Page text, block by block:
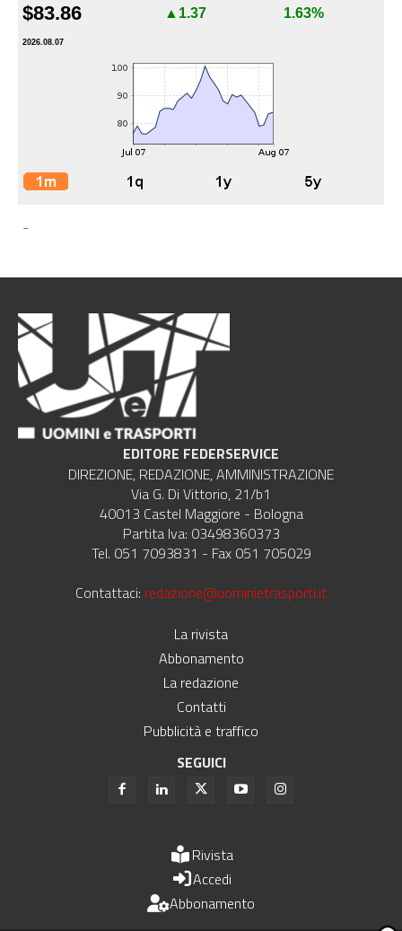
$83.86 ▲1.37 1.63%
2026.08.07
-
EDITORE FEDERSERVICE
DIREZIONE, REDAZIONE, AMMINISTRAZIONE
Via G. Di Vittorio, 21/b1
40013 Castel Maggiore - Bologna
Partita Iva: 03498360373
Tel. 051 7093831 - Fax 051 705029
Contattaci: redazione@uominietrasporti.it
La rivista
Abbonamento
La redazione
Contatti
Pubblicità e traffico
SEGUICI
Rivista
Accedi
Abbonamento